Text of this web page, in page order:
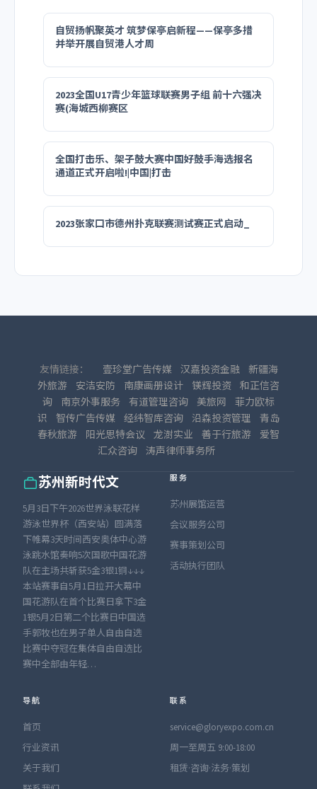
自贸扬帆聚英才 筑梦保亭启新程——保亭多措
并举开展自贸港人才周
2023全国U17青少年篮球联赛男子组 前十六强决
赛(海城西柳赛区
全国打击乐、架子鼓大赛中国好鼓手海选报名
通道正式开启啦!|中国|打击
2023张家口市德州扑克联赛测试赛正式启动_
友情链接： 壹珍堂广告传媒 汉嘉投资金融
新疆海
外旅游
安洁安防 南康画册设计 镁辉投资 和正信咨
询
南京外事服务 有道管理咨询 美旅网
菲力欧标
识
智传广告传媒 经纬智库咨询 沿森投资管理
青岛
春秋旅游
阳光思特会议 龙澍实业 善于行旅游
爱智
汇众咨询 涛声律师事务所
苏州新时代文
5月3日下午2026世界泳联花样
游泳世界杯（西安站）圆满落
下帷幕3天时间西安奥体中心游
泳跳水馆奏响5次国歌中国花游
队在主场共斩获5金3银1铜↓↓↓
本站赛事自5月1日拉开大幕中
国花游队在首个比赛日拿下3金
1银5月2日第二个比赛日中国选
手郭牧也在男子单人自由自选
比赛中夺冠在集体自由自选比
赛中全部由年轻…
服务
苏州展馆运营
会议服务公司
赛事策划公司
活动执行团队
导航
首页
行业资讯
关于我们
联系
service@gloryexpo.com.cn
周一至周五 9:00-18:00
租赁·咨询·法务·策划